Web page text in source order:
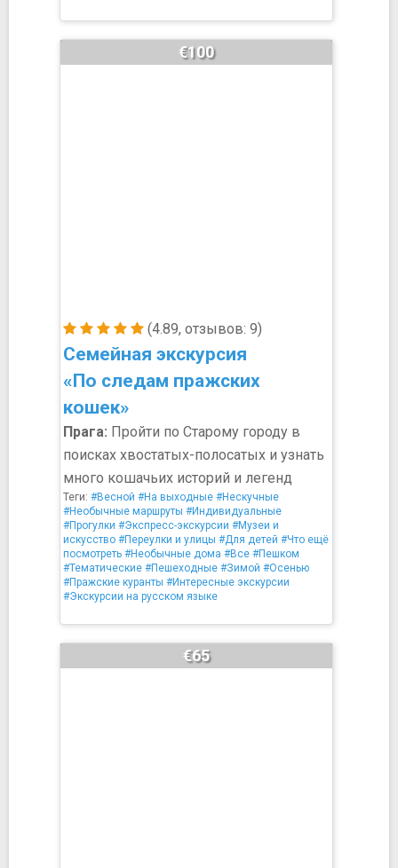
(4.89, отзывов: 9)
Семейная экскурсия
«По следам пражских
кошек»
€100
Прага: Пройти по Старому городу в
поисках хвостатых-полосатых и узнать
много кошачьих историй и легенд
Теги: #Весной #На выходные #Нескучные
#Необычные маршруты #Индивидуальные
#Прогулки #Экспресс-экскурсии #Музеи и
искусство #Переулки и улицы #Для детей #Что ещё
посмотреть #Необычные дома #Все #Пешком
#Тематические #Пешеходные #Зимой #Осенью
#Пражские куранты #Интересные экскурсии
#Экскурсии на русском языке
€65